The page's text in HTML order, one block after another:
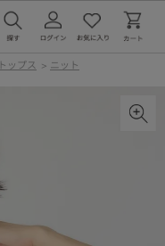
トップス > ニット